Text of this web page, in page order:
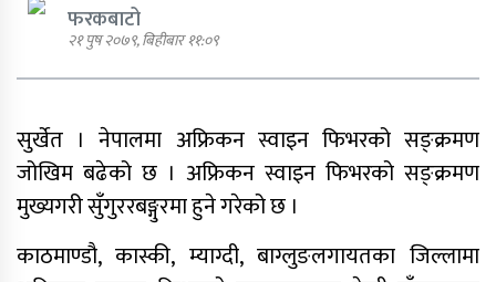
एमाले नेता प्रदिप पौडेल पक्राउ
पार्टी शुद्धीकरण र पुनर्गठनका लागि
एमालेले प्रदेशबाट सुझाव सङ्कलन थाल्यो
फरकबाटो
२१ पुष २०७९, बिहीबार ११:०९
सुर्खेत । नेपालमा अफ्रिकन स्वाइन फिभरको सङ्क्रमण
जोखिम बढेको छ । अफ्रिकन स्वाइन फिभरको सङ्क्रमण
मुख्यगरी सुँगुररबङ्गुरमा हुने गरेको छ ।
काठमाण्डौ, कास्की, म्याग्दी, बाग्लुङलगायतका जिल्लामा